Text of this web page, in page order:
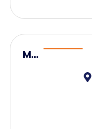
Ma